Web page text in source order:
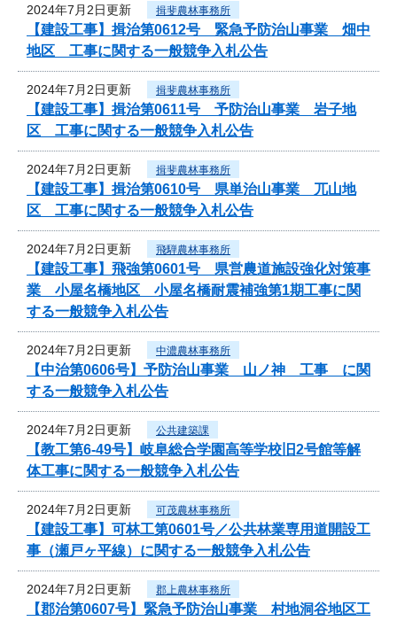
2024年7月2日更新 揖斐農林事務所
【建設工事】揖治第0612号 緊急予防治山事業 畑中
地区 工事に関する一般競争入札公告
2024年7月2日更新 揖斐農林事務所
【建設工事】揖治第0611号 予防治山事業 岩子地
区 工事に関する一般競争入札公告
2024年7月2日更新 揖斐農林事務所
【建設工事】揖治第0610号 県単治山事業 兀山地
区 工事に関する一般競争入札公告
2024年7月2日更新 飛騨農林事務所
【建設工事】飛強第0601号 県営農道施設強化対策事
業 小屋名橋地区 小屋名橋耐震補強第1期工事に関
する一般競争入札公告
2024年7月2日更新 中濃農林事務所
【中治第0606号】予防治山事業 山ノ神 工事 に関
する一般競争入札公告
2024年7月2日更新 公共建築課
【教工第6-49号】岐阜総合学園高等学校旧2号館等解
体工事に関する一般競争入札公告
2024年7月2日更新 可茂農林事務所
【建設工事】可林工第0601号／公共林業専用道開設工
事（瀬戸ヶ平線）に関する一般競争入札公告
2024年7月2日更新 郡上農林事務所
【郡治第0607号】緊急予防治山事業 村地洞谷地区工